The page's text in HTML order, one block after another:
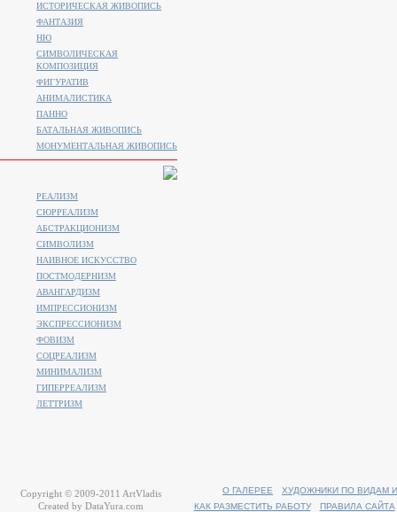
ИСТОРИЧЕСКАЯ ЖИВОПИСЬ
ФАНТАЗИЯ
НЮ
СИМВОЛИЧЕСКАЯ
КОМПОЗИЦИЯ
ФИГУРАТИВ
АНИМАЛИСТИКA
ПАННО
БАТАЛЬНАЯ ЖИВОПИСЬ
МОНУМЕНТАЛЬНАЯ ЖИВОПИСЬ
РЕАЛИЗМ
СЮРРЕАЛИЗМ
АБСТРАКЦИОНИЗМ
СИМВОЛИЗМ
НАИВНОЕ ИСКУССТВО
ПОСТМОДЕРНИЗМ
АВАНГАРДИЗМ
ИМПРЕССИОНИЗМ
ЭКСПРЕССИОНИЗМ
ФОВИЗМ
СОЦРЕАЛИЗМ
МИНИМАЛИЗМ
ГИПЕРРЕАЛИЗМ
ЛЕТТРИЗМ
О ГАЛЕРЕЕ
ХУДОЖНИКИ ПО ВИДАМ
КАК РАЗМЕСТИТЬ РАБОТУ
ПРАВИЛА САЙТА
Copyright © 2009-2011 ArtVladis
Created by DataYura.com